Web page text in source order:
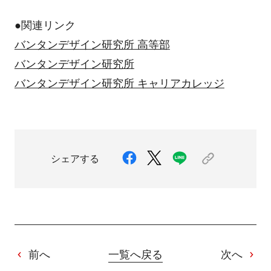
●関連リンク
バンタンデザイン研究所 高等部
バンタンデザイン研究所
バンタンデザイン研究所 キャリアカレッジ
シェアする
前へ 一覧へ戻る 次へ